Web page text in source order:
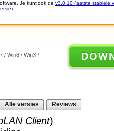
Je kunt ook de v3.0.10 (laatste stabiele
/ Win8 / WinXP
Alle versies Reviews
Client)